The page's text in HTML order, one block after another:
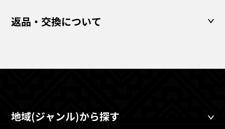
返品・交換について
地域(ジャンル)から探す